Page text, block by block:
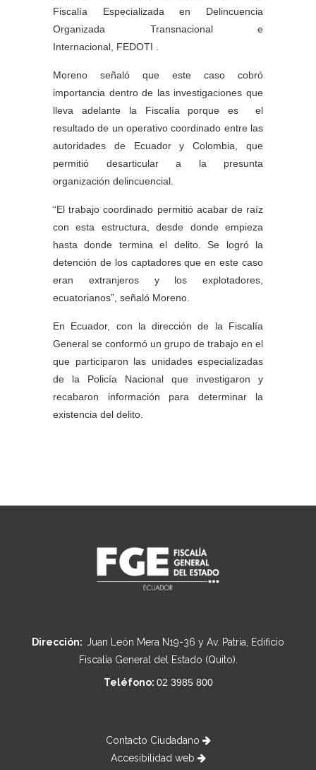
Fiscalía Especializada en Delincuencia
Organizada Transnacional e
Internacional, FEDOTI .
Moreno señaló que este caso cobró
importancia dentro de las investigaciones que
lleva adelante la Fiscalía porque es el
resultado de un operativo coordinado entre las
autoridades de Ecuador y Colombia, que
permitió desarticular a la presunta
organización delincuencial.
“El trabajo coordinado permitió acabar de raíz
con esta estructura, desde donde empieza
hasta donde termina el delito. Se logró la
detención de los captadores que en este caso
eran extranjeros y los explotadores,
ecuatorianos”, señaló Moreno.
En Ecuador, con la dirección de la Fiscalía
General se conformó un grupo de trabajo en el
que participaron las unidades especializadas
de la Policía Nacional que investigaron y
recabaron información para determinar la
existencia del delito.
Dirección: Juan León Mera N19-36 y Av. Patria, Edificio
Fiscalía General del Estado (Quito).
Teléfono: 02 3985 800
Contacto Ciudadano
Accesibilidad web